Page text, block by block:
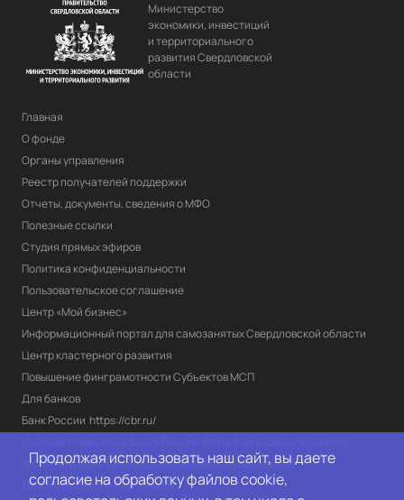
Министерство
экономики, инвестиций
и территориального
развития Свердловской
области
Главная
О фонде
Органы управления
Реестр получателей поддержки
Отчеты, документы, сведения о МФО
Полезные ссылки
Студия прямых эфиров
Политика конфиденциальности
Пользовательское соглашение
Центр «Мой бизнес»
Информационный портал для самозанятых Свердловской области
Центр кластерного развития
Повышение финграмотности Субъектов МСП
Для банков
Банк России https://cbr.ru/
Госреестр МФО https://cbr.ru/registries/microfinance/
Для обращений финансовому
Продолжая использовать наш сайт, вы даете
согласие на обработку файлов cookie,